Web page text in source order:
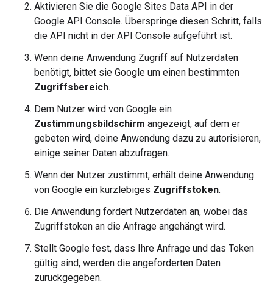
Aktivieren Sie die Google Sites Data API in der
Google API Console. Überspringe diesen Schritt, falls
die API nicht in der API Console aufgeführt ist.
Wenn deine Anwendung Zugriff auf Nutzerdaten
benötigt, bittet sie Google um einen bestimmten
Zugriffsbereich.
Dem Nutzer wird von Google ein
Zustimmungsbildschirm angezeigt, auf dem er
gebeten wird, deine Anwendung dazu zu autorisieren,
einige seiner Daten abzufragen.
Wenn der Nutzer zustimmt, erhält deine Anwendung
von Google ein kurzlebiges Zugriffstoken.
Die Anwendung fordert Nutzerdaten an, wobei das
Zugriffstoken an die Anfrage angehängt wird.
Stellt Google fest, dass Ihre Anfrage und das Token
gültig sind, werden die angeforderten Daten
zurückgegeben.